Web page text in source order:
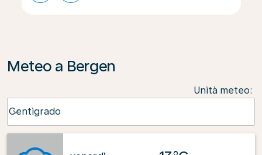
Meteo a Bergen
Unità meteo:
Centigrado
keyboard_arrow_down